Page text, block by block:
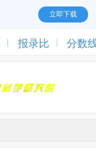
立即下载
报录比 分数